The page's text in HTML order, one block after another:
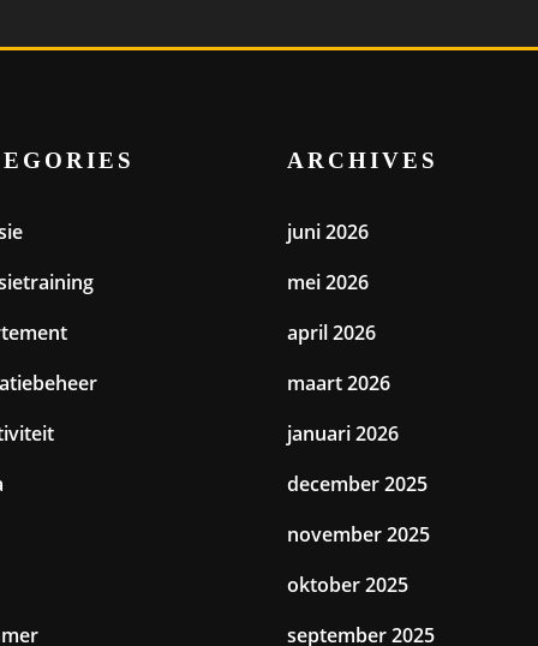
ARCHIVES
juni 2026
mei 2026
april 2026
maart 2026
januari 2026
december 2025
november 2025
oktober 2025
september 2025